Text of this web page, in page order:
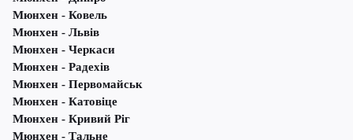
Мюнхен - Ковель
Мюнхен - Львів
Мюнхен - Черкаси
Мюнхен - Радехів
Мюнхен - Первомайськ
Мюнхен - Катовіце
Мюнхен - Кривий Ріг
Мюнхен - Тальне